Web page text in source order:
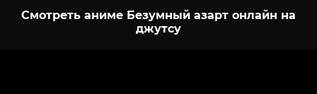
Смотреть аниме Безумный азарт онлайн на
джутсу